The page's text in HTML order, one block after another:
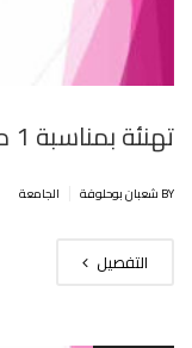
تهنئة بمناسبة 1 ماي
BY شعبان بوحلوفة الجامعة
التفصيل